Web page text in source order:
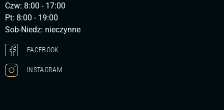
Czw: 8:00 - 17:00
Pt: 8:00 - 19:00
Sob-Niedz: nieczynne
FACEBOOK
INSTAGRAM